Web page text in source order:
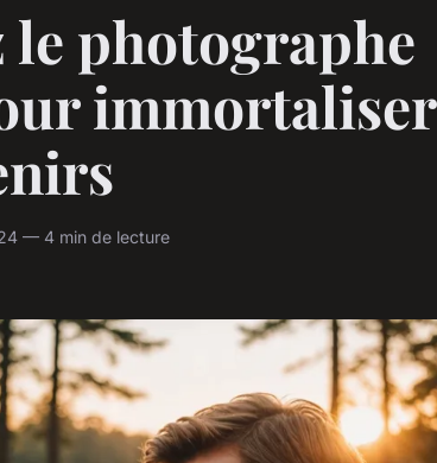
le photographe
immortaliser
— 4 min de lecture